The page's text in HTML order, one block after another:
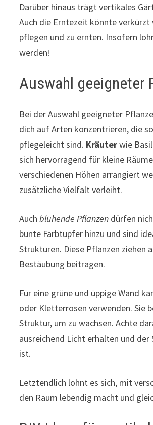
Darüber hinaus trägt vertikales
Auch die Erntezeit könnte
pflegen und zu ernten. Insofern
werden!
Auswahl geeigneter
Bei der Auswahl geeigneter
dich auf Arten konzentrieren, die
pflegeleicht sind. Kräuterwie
sich hervorragend für kleine
verschiedenen Höhen arrangiert
zusätzliche Vielfalt verleiht.
Auchblühende Pflanzen dürfen
bunte Farbtupfer hinzu und sind
Strukturen. Diese Pflanzen ziehen
Bestäubung beitragen.
Für eine grüne und üppige Wand
oder Kletterrosen verwenden. Sie
Struktur, um zu wachsen. Achte
ausreichend Licht erhalten und
ist.
Letztendlich lohnt es sich, mit
den Raum lebendig macht und